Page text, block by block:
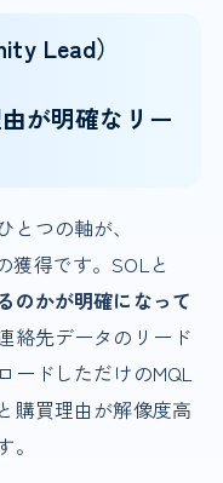
Lead）
が明確なリー
つの軸が、
獲得です。SOLと
のかが明確になって
絡先データのリード
ードしただけのMQL
購買理由が解像度高